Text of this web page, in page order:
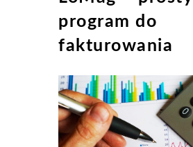
program do
fakturowania